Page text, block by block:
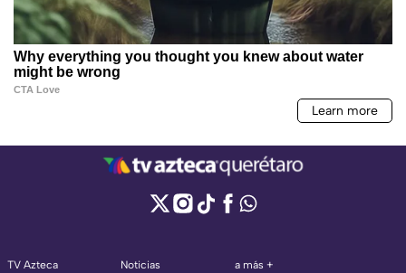
TV Azteca
Noticias
a más +